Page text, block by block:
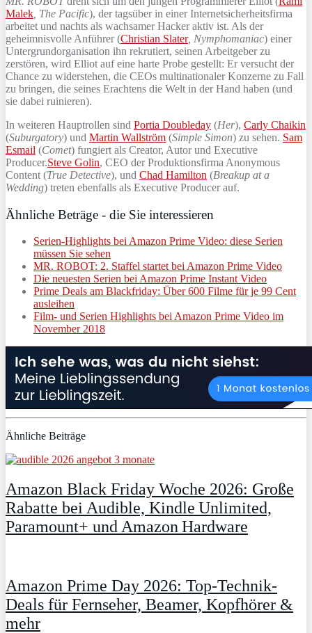
Malek , The Pacific), der tagsüber in einer Internetsicherheitsfirma
arbeitet und nachts als wachsamer Hacker aktiv ist. Als der
geheimnisvolle Anführer (Christian Slater, Nymphomaniac) einer
Untergrundorganisation ihn rekrutiert, seinen Arbeitgeber zu
zerstören, wird Elliot auf eine harte Probe gestellt: Er versucht der
Chance zu widerstehen, die CEOs multinationaler Konzerne zu Fall
zu bringen, die seines Erachtens die Welt in der Hand haben (und
sie dabei ruinieren).
In weiteren Hauptrollen sind Portia Doubleday (Her), Carly Chaikin
(Suburgatory) und Martin Wallström (Simple Simon) zu sehen. Sam
Esmail (Comet) fungiert als Creator, Autor und Executive
Producer.Steve Golin, CEO der Produktionsfirma Anonymous
Content (True Detective), und Chad Hamilton (Breakup at a
Wedding) treten ebenfalls als Executive Producer auf.
Ähnliche Beträge - die Sie interessieren
Serien-Highlights bei Amazon Prime Video: diese Serien
müssen Sie sehen
MR. ROBOT: 2. Staffel startet bei Amazon Prime Video
Die neuesten Serien bei Amazon Prime Instant Video
Prime Deals am Blackfriday: Über 600 Filme für je 99 Cent
ausleihen
Film- und Serien Highlights bei Amazon Prime Video im
November 2018
Ähnliche Beiträge
Amazon Black Friday Woche 2026: Große
Rabatte bei Audible, Kindle Unlimited,
Paramount+ und Amazon Hardware
Amazon Prime Day 2026: Top-Technik-
Deals für Fernseher, Beamer, Kopfhörer &
mehr